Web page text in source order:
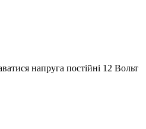
напруга постійні 12 Вольт